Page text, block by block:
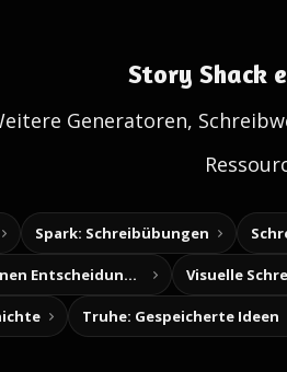
Story Shack
Generatoren,
Spark: Schreibübungen
Baue deine eigenen Entscheidungsabenteuer Visuelle
Truhe: Gespeicherte Ideen